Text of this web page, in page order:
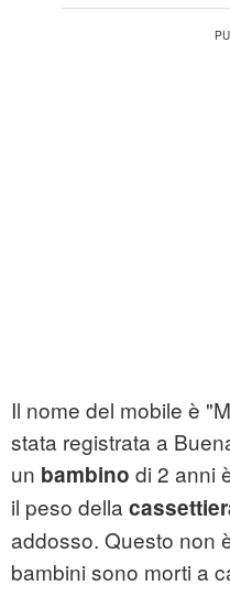
Il nome del mobile è
stata registrata a
un bambino di 2 anni
il peso della
addosso. Questo non
bambini sono morti a